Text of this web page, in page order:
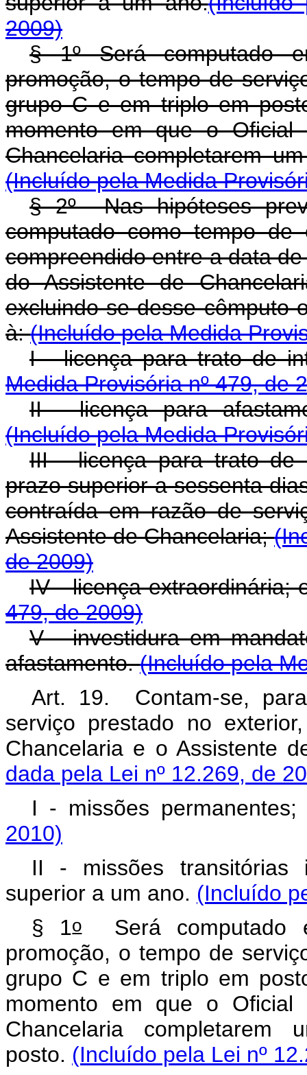
2009)
§ 1º Será computado
promoção, o tempo de
grupo C e em triplo em
momento em que o Oficial
Chancelaria completarem
(Incluído pela Medida
§ 2º Nas hipóteses
computado como tempo
compreendido entre a data
do Assistente de
excluindo-se desse cômputo
à:(Incluído pela Medida
I - licença para trato de
Medida Provisória nº 479, de
II - licença para
(Incluído pela Medida
III - licença para trato de
prazo superior a sessenta
contraída em razão de
Assistente de Chancelaria;
de 2009)
IV - licença extraordinária;
479, de 2009)
V - investidura em
afastamento.(Incluído pela
Art. 19. Contam-se,
serviço prestado no
Chancelaria e o Assistente
dada pela Lei nº 12.269, de
I - missões
2010)
II - missões transitórias
superior a um ano. (Incluído
§ 1oSerá computado
promoção, o tempo de
grupo C e em triplo em
momento em que o
Chancelaria
posto. (Incluído pela Lei nº